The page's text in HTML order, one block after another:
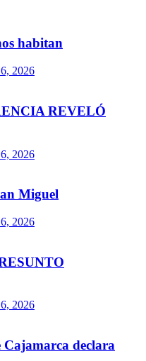
habitan
2026
REVELÓ
2026
Miguel
2026
2026
declara